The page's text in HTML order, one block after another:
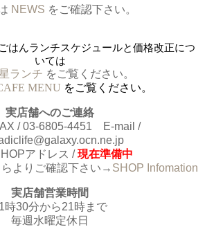
NEWS をご確認下さい。
はんランチスケジュールと価格改正につ
いては
ランチ をご覧ください。
MENU をご覧ください。
実店舗へのご連絡
/ 03-6805-4451 E-mail /
アドレス /現在準備中
よりご確認下さい→ SHOP Infomation
実店舗営業時間
時30分から21時まで
毎週水曜定休日